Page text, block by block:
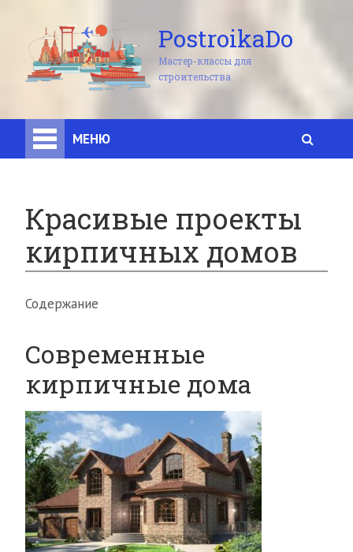
PostroikaDo
Мастер-классы для
строительства
МЕНЮ
Красивые проекты
кирпичных домов
Содержание
Современные
кирпичные дома